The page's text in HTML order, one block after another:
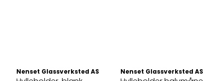
Nenset Glassverksted AS Nenset Glassverksted AS